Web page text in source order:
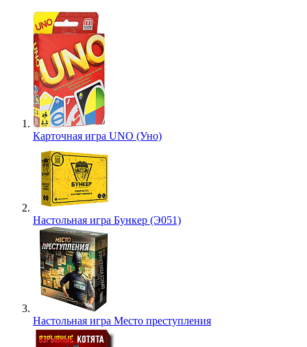
Карточная игра UNO (Уно)
Настольная игра Бункер (Э051)
Настольная игра Место преступления